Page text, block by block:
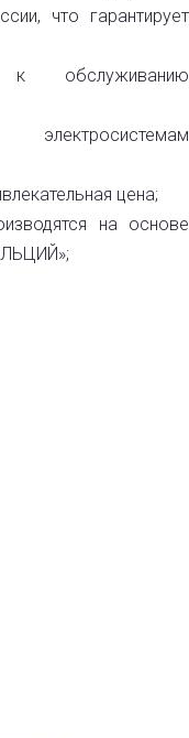
что гарантирует
к обслуживанию
цена;
на основе